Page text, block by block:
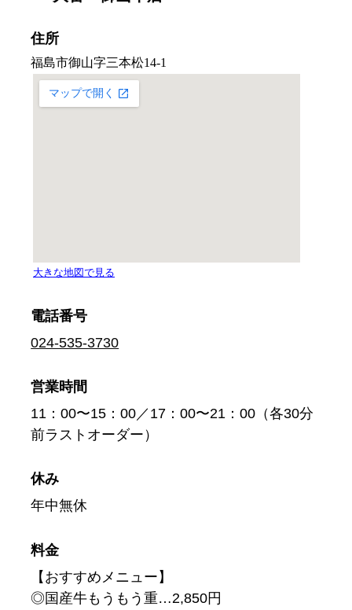
住所
電話番号
024-535-3730
営業時間
11：00〜15：00／17：00〜21：00（各30分
前ラストオーダー）
休み
年中無休
料金
【おすすめメニュー】
◎国産牛もうもう重…2,850円